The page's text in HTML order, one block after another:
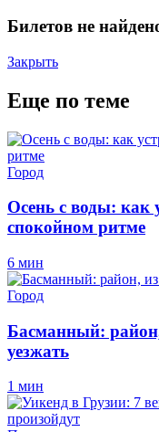
Билетов не
Закрыть
Еще по теме
Город
Осень с воды: как
спокойном ритме
6 мин
Город
Басманный: район,
уезжать
1 мин